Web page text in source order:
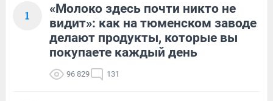
1
«Молоко здесь почти никто не
видит»: как на тюменском заводе
делают продукты, которые вы
покупаете каждый день
96 829 131